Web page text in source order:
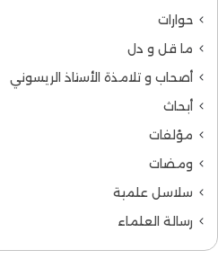
حوارات
ما قل و دل
أصحاب و تلامذة الأستاذ الريسوني
أبحاث
مؤلفات
ومضات
سلاسل علمية
رسالة العلماء